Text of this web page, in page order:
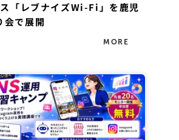
「レブナイズWi-Fi」を鹿児
会で展開
MORE